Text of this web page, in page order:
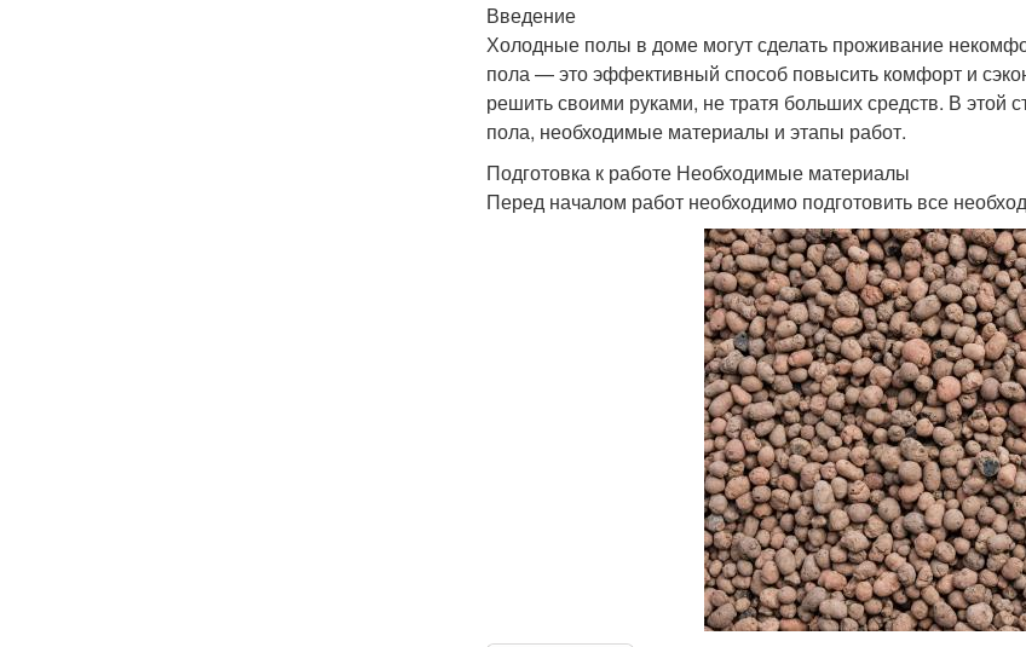
Введение
Холодные полы в доме могут сделать проживание
пола — это эффективный способ повысить комфорт и
решить своими руками, не тратя больших средств. В
пола, необходимые материалы и этапы работ.
Подготовка к работе Необходимые материалы
Перед началом работ необходимо подготовить все